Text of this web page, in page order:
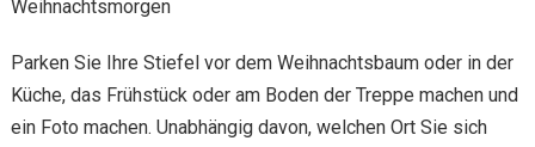
Weihnachtsmorgen
Parken Sie Ihre Stiefel vor dem Weihnachtsbaum oder in der
Küche, das Frühstück oder am Boden der Treppe machen und
ein Foto machen. Unabhängig davon, welchen Ort Sie sich